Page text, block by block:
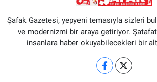
Şafak Gazetesi, yepyeni temasıyla sizleri
ve modernizmi bir araya getiriyor.
insanlara haber okuyabilecekleri bir